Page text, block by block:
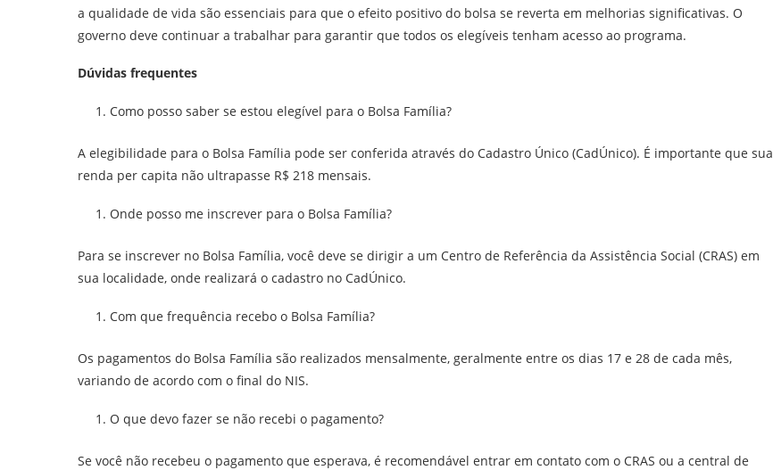
a qualidade de vida são essenciais para que o efeito positivo do bolsa se reverta em melhorias significativas. O
governo deve continuar a trabalhar para garantir que todos os elegíveis tenham acesso ao programa.
Dúvidas frequentes
Como posso saber se estou elegível para o Bolsa Família?
A elegibilidade para o Bolsa Família pode ser conferida através do Cadastro Único (CadÚnico). É importante que sua
renda per capita não ultrapasse R$ 218 mensais.
Onde posso me inscrever para o Bolsa Família?
Para se inscrever no Bolsa Família, você deve se dirigir a um Centro de Referência da Assistência Social (CRAS) em
sua localidade, onde realizará o cadastro no CadÚnico.
Com que frequência recebo o Bolsa Família?
Os pagamentos do Bolsa Família são realizados mensalmente, geralmente entre os dias 17 e 28 de cada mês,
variando de acordo com o final do NIS.
O que devo fazer se não recebi o pagamento?
Se você não recebeu o pagamento que esperava, é recomendável entrar em contato com o CRAS ou a central de